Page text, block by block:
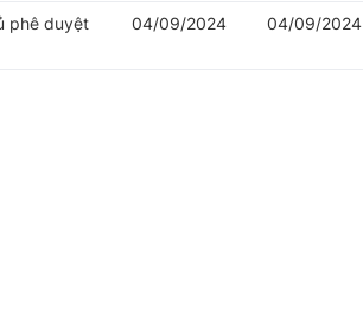
phê duyệt
04/09/2024 04/09/2024